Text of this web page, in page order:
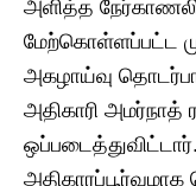
அளித்த
மேற்கொள்ளப்பட்ட
அகழாய்வு
அதிகாரி